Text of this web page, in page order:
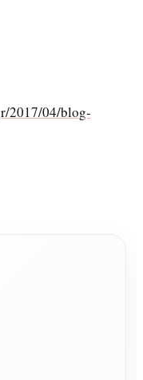
2017/04/blog-